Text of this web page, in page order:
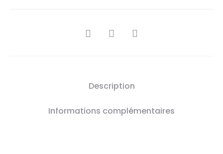
SHARE
Description
Informations complémentaires